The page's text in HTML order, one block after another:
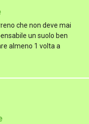
che non deve mai
un suolo ben
almeno 1 volta a